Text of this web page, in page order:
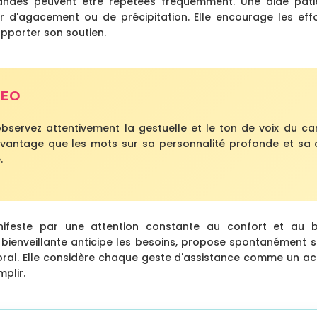
d'agacement ou de précipitation. Elle encourage les
son soutien.
attentivement la gestuelle et le ton de voix du
que les mots sur sa personnalité profonde et sa
par une attention constante au confort et au
anticipe les besoins, propose spontanément
Elle considère chaque geste d'assistance comme un